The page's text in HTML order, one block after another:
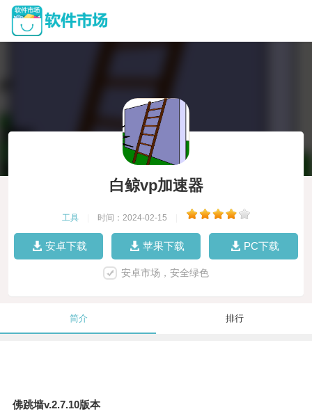
白鲸vp加速器
工具 时间：2024-02-15
安卓下载 苹果下载 PC下载
安卓市场，安全绿色
简介 排行
佛跳墙v.2.7.10版本